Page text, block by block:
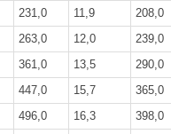
231,0 11,9 208,0
263,0 12,0 239,0
361,0 13,5 290,0
447,0 15,7 365,0
496,0 16,3 398,0